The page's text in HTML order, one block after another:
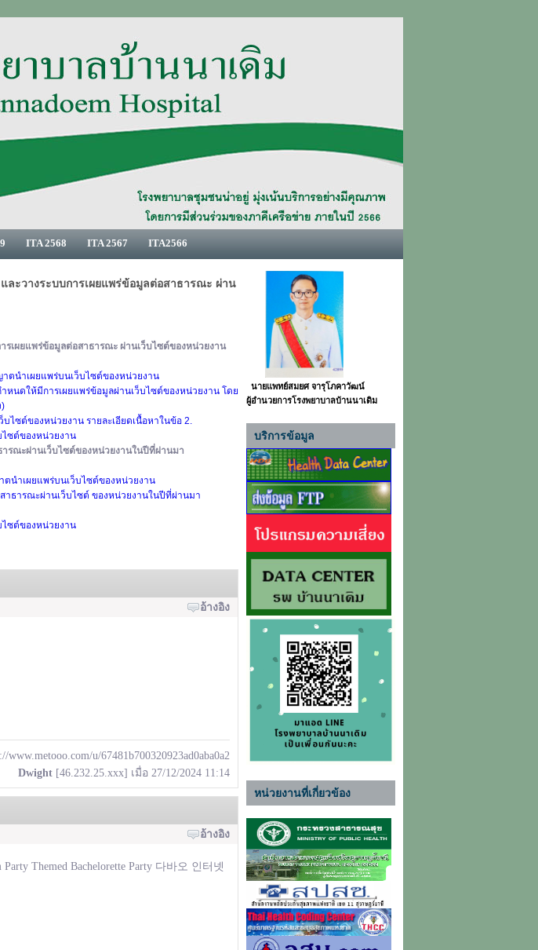
ITA 2568 ITA 2567 ITA2566
ละวางระบบการเผยแพร่ข้อมูลต่อสาธารณะ ผ่าน
เผยแพร่ข้อมูลต่อสาธารณะ ผ่านเว็บไซต์ของหน่วยงาน
ตนำเผยแพร่บนเว็บไซต์ของหน่วยงาน
หนดให้มีการเผยแพร่ข้อมูลผ่านเว็บไซต์ของหน่วยงาน โดย
ไซต์ของหน่วยงาน รายละเอียดเนื้อหาในข้อ 2.
ไซต์ของหน่วยงาน
รณะผ่านเว็บไซต์ของหน่วยงานในปีที่ผ่านมา
นำเผยแพร่บนเว็บไซต์ของหน่วยงาน
าธารณะผ่านเว็บไซต์ ของหน่วยงานในปีที่ผ่านมา
ไซต์ของหน่วยงาน
อ้างอิง
www.metooo.com/u/67481b700320923ad0aba0a2
Dwight [46.232.25.xxx] เมื่อ 27/12/2024 11:14
อ้างอิง
Party Themed Bachelorette Party 다바오 인터넷
นายแพทย์สมยศ จารุโภคาวัฒน์
ผู้อำนวยการโรงพยาบาลบ้านนาเดิม
บริการข้อมูล
หน่วยงานที่เกี่ยวข้อง